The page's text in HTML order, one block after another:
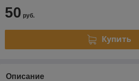
50 руб.
Купить
Описание